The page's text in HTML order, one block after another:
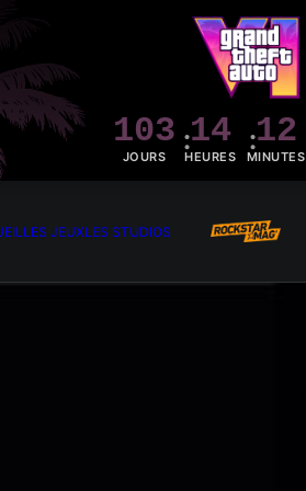
103
JOURS
14
HEURES
12
MINUTES
LES JEUXLES STUDIOS